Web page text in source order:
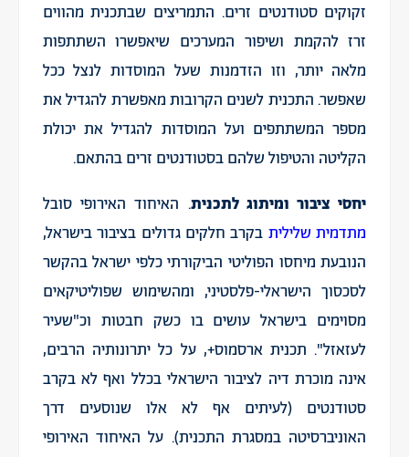
זקוקים סטודנטים זרים. התמריצים שבתכנית מהווים
זרז להקמת ושיפור המערכים שיאפשרו השתתפות
מלאה יותר, וזו הזדמנות שעל המוסדות לנצל ככל
שאפשר. התכנית לשנים הקרובות מאפשרת להגדיל את
מספר המשתתפים ועל המוסדות להגדיל את יכולת
הקליטה והטיפול שלהם בסטודנטים זרים בהתאם.
יחסי ציבור ומיתוג לתכנית. האיחוד האירופי סובל
מתדמית שלילית בקרב חלקים גדולים בציבור בישראל,
הנובעת מיחסו הפוליטי הביקורתי כלפי ישראל בהקשר
לסכסוך הישראלי-פלסטיני, ומהשימוש שפוליטיקאים
מסוימים בישראל עושים בו כשק חבטות וכ"שעיר
לעזאזל". תכנית ארסמוס+, על כל יתרונותיה הרבים,
אינה מוכרת דיה לציבור הישראלי בכלל ואף לא בקרב
סטודנטים (לעיתים אף לא אלו שנוסעים דרך
האוניברסיטה במסגרת התכנית). על האיחוד האירופי